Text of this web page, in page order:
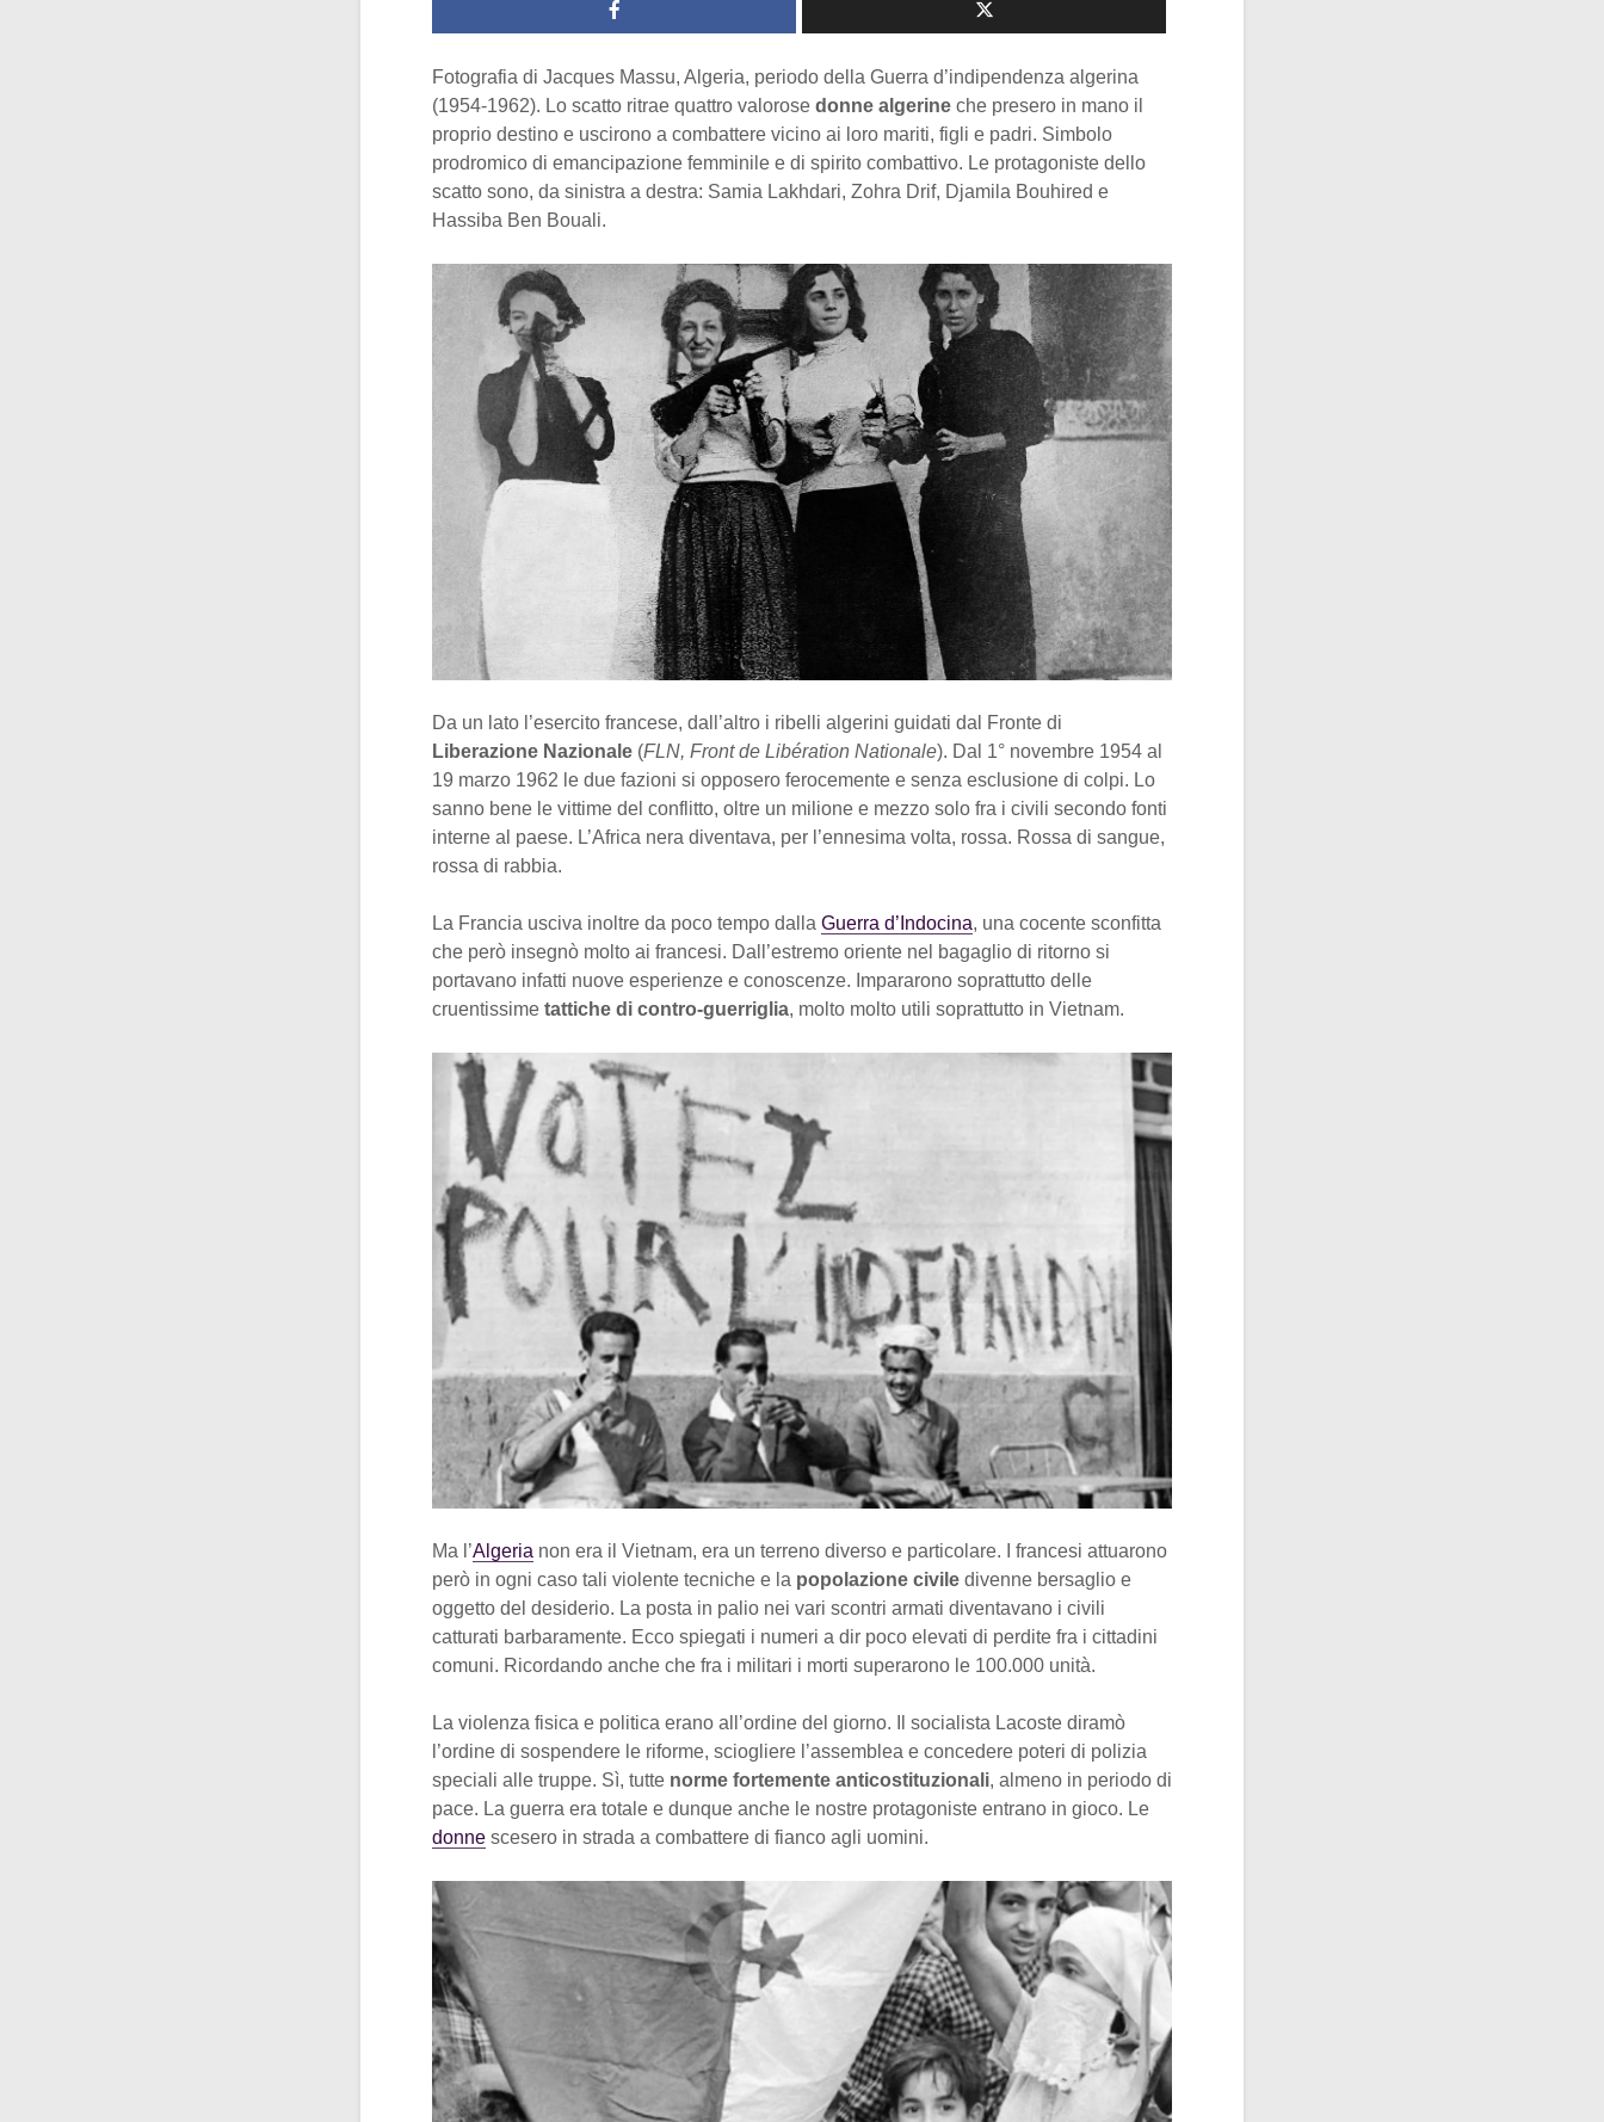
Fotografia di Jacques Massu, Algeria, periodo della Guerra d’indipendenza algerina
(1954-1962). Lo scatto ritrae quattro valorose donne algerine che presero in mano il
proprio destino e uscirono a combattere vicino ai loro mariti, figli e padri. Simbolo
prodromico di emancipazione femminile e di spirito combattivo. Le protagoniste dello
scatto sono, da sinistra a destra: Samia Lakhdari, Zohra Drif, Djamila Bouhired e
Hassiba Ben Bouali.
Da un lato l’esercito francese, dall’altro i ribelli algerini guidati dal Fronte di
Liberazione Nazionale (FLN, Front de Libération Nationale). Dal 1° novembre 1954 al
19 marzo 1962 le due fazioni si opposero ferocemente e senza esclusione di colpi. Lo
sanno bene le vittime del conflitto, oltre un milione e mezzo solo fra i civili secondo fonti
interne al paese. L’Africa nera diventava, per l’ennesima volta, rossa. Rossa di sangue,
rossa di rabbia.
La Francia usciva inoltre da poco tempo dalla Guerra d’Indocina, una cocente sconfitta
che però insegnò molto ai francesi. Dall’estremo oriente nel bagaglio di ritorno si
portavano infatti nuove esperienze e conoscenze. Impararono soprattutto delle
cruentissime tattiche di contro-guerriglia, molto molto utili soprattutto in Vietnam.
Ma l’Algeria non era il Vietnam, era un terreno diverso e particolare. I francesi attuarono
però in ogni caso tali violente tecniche e la popolazione civile divenne bersaglio e
oggetto del desiderio. La posta in palio nei vari scontri armati diventavano i civili
catturati barbaramente. Ecco spiegati i numeri a dir poco elevati di perdite fra i cittadini
comuni. Ricordando anche che fra i militari i morti superarono le 100.000 unità.
La violenza fisica e politica erano all’ordine del giorno. Il socialista Lacoste diramò
l’ordine di sospendere le riforme, sciogliere l’assemblea e concedere poteri di polizia
speciali alle truppe. Sì, tutte norme fortemente anticostituzionali, almeno in periodo di
pace. La guerra era totale e dunque anche le nostre protagoniste entrano in gioco. Le
donne scesero in strada a combattere di fianco agli uomini.